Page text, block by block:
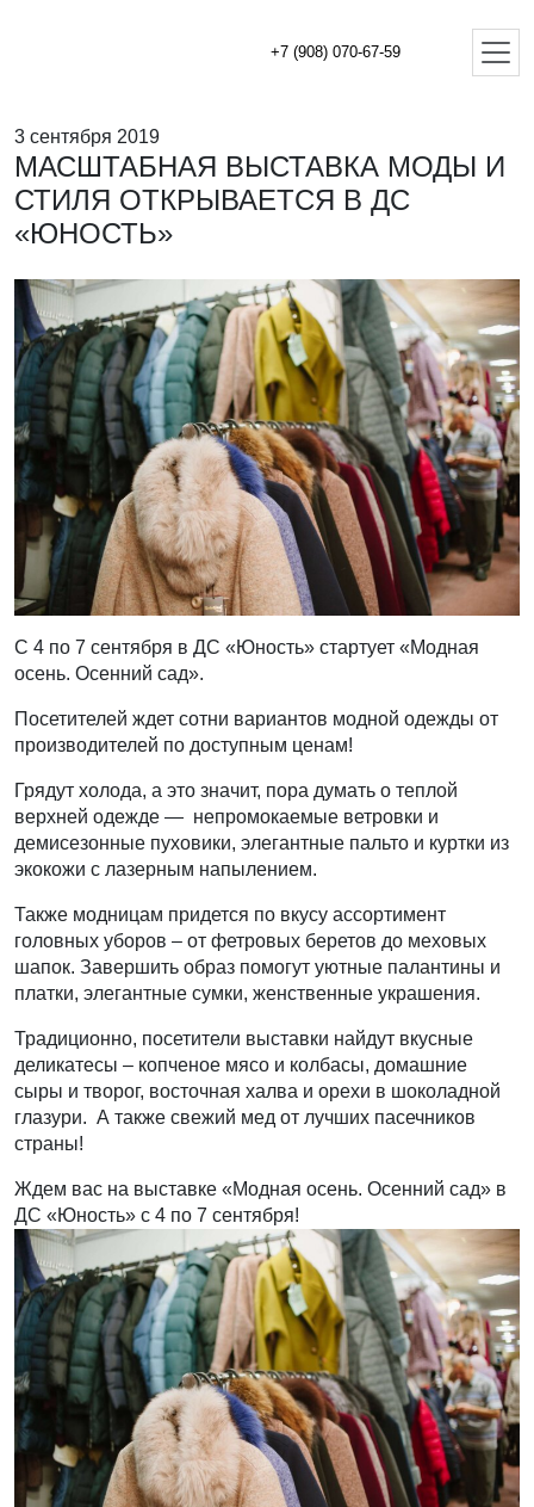
+7 (908) 070-67-59
3 сентября 2019
МАСШТАБНАЯ ВЫСТАВКА МОДЫ И
СТИЛЯ ОТКРЫВАЕТСЯ В ДС
«ЮНОСТЬ»
С 4 по 7 сентября в ДС «Юность» стартует «Модная
осень. Осенний сад».
Посетителей ждет сотни вариантов модной одежды от
производителей по доступным ценам!
Грядут холода, а это значит, пора думать о теплой
верхней одежде — непромокаемые ветровки и
демисезонные пуховики, элегантные пальто и куртки из
экокожи с лазерным напылением.
Также модницам придется по вкусу ассортимент
головных уборов – от фетровых беретов до меховых
шапок. Завершить образ помогут уютные палантины и
платки, элегантные сумки, женственные украшения.
Традиционно, посетители выставки найдут вкусные
деликатесы – копченое мясо и колбасы, домашние
сыры и творог, восточная халва и орехи в шоколадной
глазури. А также свежий мед от лучших пасечников
страны!
Ждем вас на выставке «Модная осень. Осенний сад» в
ДС «Юность» с 4 по 7 сентября!